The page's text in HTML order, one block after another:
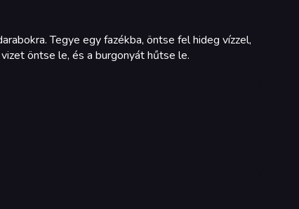
Tegye egy fazékba, öntse fel hideg vízzel,
öntse le, és a burgonyát hűtse le.